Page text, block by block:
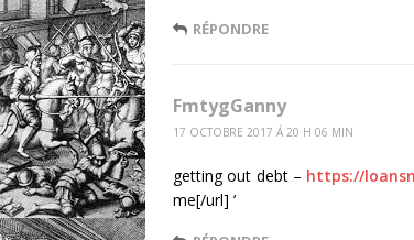
RÉPONDRE
FmtygGanny
17 OCTOBRE 2017 Á 20 H 06 MIN
getting out debt – https://
me[/url] ’